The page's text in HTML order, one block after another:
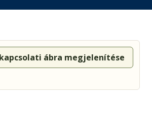
ábra megjelenítése